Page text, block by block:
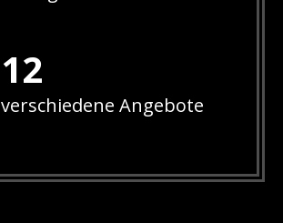
12
verschiedene Angebote